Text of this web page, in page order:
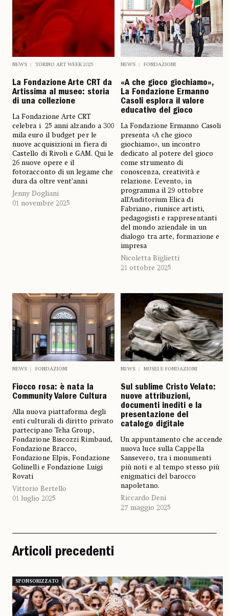
NEWS TORINO ART WEEK 2025
La Fondazione Arte CRT da
Artissima al museo: storia
di una collezione
La Fondazione Arte CRT
celebra i 25 anni alzando a 300
mila euro il budget per le
nuove acquisizioni in fiera di
Castello di Rivoli e GAM. Qui le
26 nuove opere e il
fotoracconto di un legame che
dura da oltre vent’anni
Jenny Dogliani
01 novembre 2025
NEWS FONDAZIONI
«A che gioco giochiamo»,
La Fondazione Ermanno
Casoli esplora il valore
educativo del gioco
La Fondazione Ermanno Casoli
presenta «A che gioco
giochiamo», un incontro
dedicato al potere del gioco
come strumento di
conoscenza, creatività e
relazione. L’evento, in
programma il 29 ottobre
all’Auditorium Elica di
Fabriano, riunisce artisti,
pedagogisti e rappresentanti
del mondo aziendale in un
dialogo tra arte, formazione e
impresa
Nicoletta Biglietti
21 ottobre 2025
NEWS FONDAZIONI
Fiocco rosa: è nata la
Community Valore Cultura
Alla nuova piattaforma degli
enti culturali di diritto privato
partecipano Teha Group,
Fondazione Biscozzi Rimbaud,
Fondazione Bracco,
Fondazione Elpis, Fondazione
Golinelli e Fondazione Luigi
Rovati
Vittorio Bertello
01 luglio 2025
NEWS MUSEI E FONDAZIONI
Sul sublime Cristo Velato:
nuove attribuzioni,
documenti inediti e la
presentazione del
catalogo digitale
Un appuntamento che accende
nuova luce sulla Cappella
Sansevero, tra i monumenti
più noti e al tempo stesso più
enigmatici del barocco
napoletano.
Riccardo Deni
27 maggio 2025
Articoli precedenti
SPONSORIZZATO